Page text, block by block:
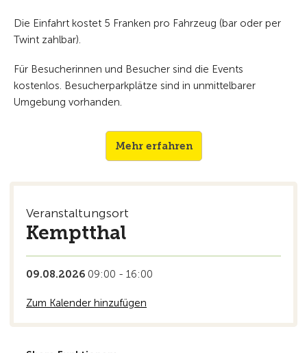
Die Einfahrt kostet 5 Franken pro Fahrzeug (bar oder per
Twint zahlbar).
Für Besucherinnen und Besucher sind die Events
kostenlos. Besucherparkplätze sind in unmittelbarer
Umgebung vorhanden.
Mehr erfahren
Veranstaltungsort
Kemptthal
09.08.2026 09:00 - 16:00
Zum Kalender hinzufügen